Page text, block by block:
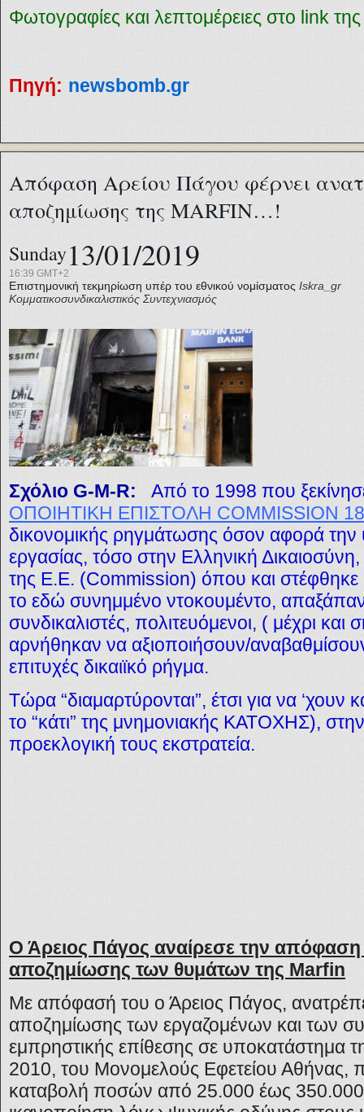
Φωτογραφίες και λεπτομέρειες στο link
Πηγή: newsbomb.gr
Απόφαση Αρείου Πάγου φέρνει
αποζημίωσης της MARFIN…!
Sunday13/01/2019
16:39 GMT+2
Επιστημονική τεκμηρίωση υπέρ του εθνικού νομίσματος Iskra_gr
Κομματικοσυνδικαλιστικός Συντεχνιασμός
Σχόλιο G-M-R:
Από το 1998 που
ΟΠΟΙΗΤΙΚΗ ΕΠΙΣΤΟΛΗ COMMISSION
δικονομικής ρηγμάτωσης όσον αφορά την
εργασίας, τόσο στην Ελληνική
της Ε.Ε. (Commission) όπου και στέφθηκε
το εδώ συνημμένο ντοκουμέντο,
συνδικαλιστές, πολιτευόμενοι, ( μέχρι και
αρνήθηκαν να αξιοποιήσουν/
επιτυχές δικαιϊκό ρήγμα.
Τώρα “διαμαρτύρονται”, έτσι για να ‘χουν
το “κάτι” της μνημονιακής ΚΑΤΟΧΗΣ),
προεκλογική τους εκστρατεία.
Ο Άρειος Πάγος αναίρεσε την απόφαση
αποζημίωσης των θυμάτων της Marfin
Με απόφασή του ο Άρειος Πάγος,
αποζημίωσης των εργαζομένων και των
εμπρηστικής επίθεσης σε υποκατάστημα
2010, του Μονομελούς Εφετείου Αθήνας,
καταβολή ποσών από 25.000 έως